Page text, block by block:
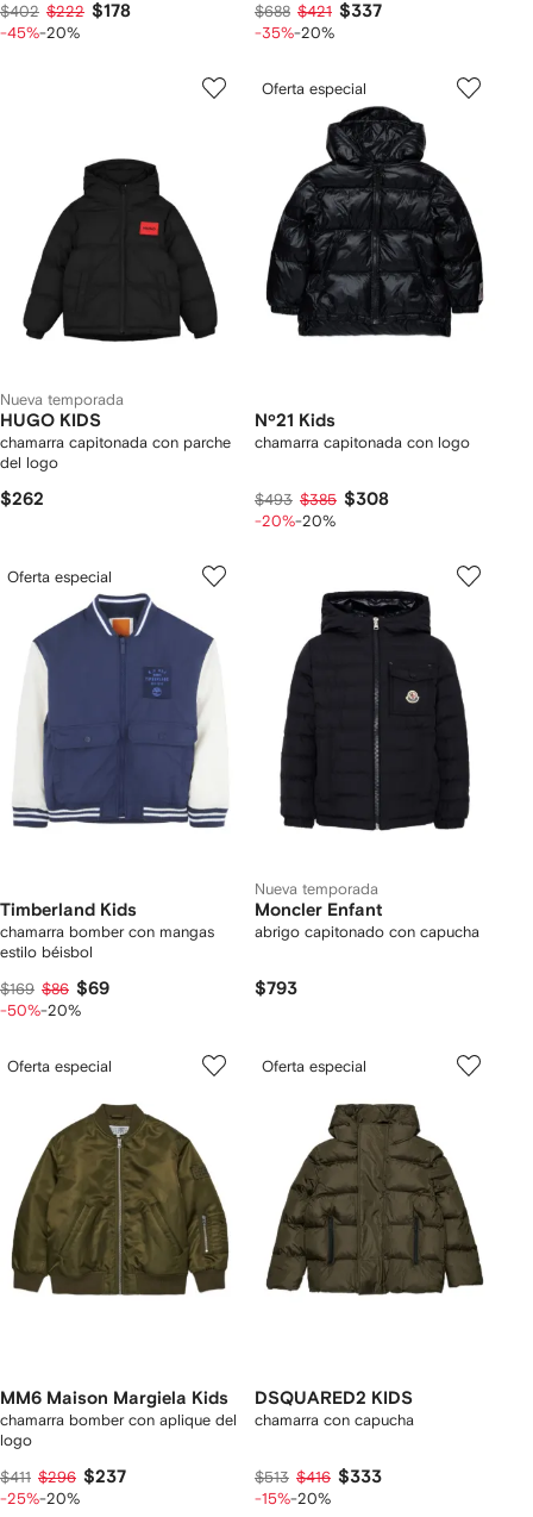
$402 $222 $178
-45%-20%
$688 $421 $337
-35%-20%
Nueva temporada
HUGO KIDS
chamarra capitonada con parche
del logo
$262
Oferta especial
Nº21 Kids
chamarra capitonada con logo
$493 $385 $308
-20%-20%
Oferta especial
Timberland Kids
chamarra bomber con mangas
estilo béisbol
$169 $86 $69
-50%-20%
Nueva temporada
Moncler Enfant
abrigo capitonado con capucha
$793
Oferta especial
MM6 Maison Margiela Kids
chamarra bomber con aplique del
logo
$411 $296 $237
-25%-20%
Oferta especial
DSQUARED2 KIDS
chamarra con capucha
$513 $416 $333
-15%-20%